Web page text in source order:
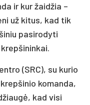
ir kur žaidžia –
už kitus, kad tik
pasirodyti
(SRC), su kurio
komanda,
kad visi